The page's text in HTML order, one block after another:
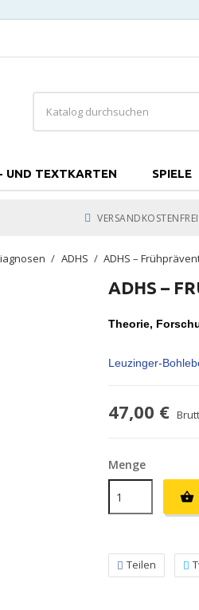
UND TEXTKARTEN SPIELE
ADHS ADHS –
ADHS –
Theorie,
Leuzinger-
47,00 €
Menge

Teilen